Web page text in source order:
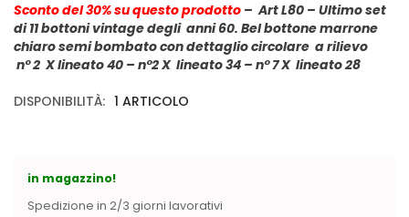
Minuterie (58)
Nastri, fettucce, cordoni, (49)
Pizzi (11)
Ricamo (119)
Sciarpe (8)
Set di Bottoni Vintage (77)
Sconto del 30% su questo prodotto – Art L80 – Ultimo set
di 11 bottoni vintage degli anni 60. Bel bottone marrone
chiaro semi bombato con dettaglio circolare a rilievo
n° 2 X lineato 40 – n°2 X lineato 34 – n° 7 X lineato 28
DISPONIBILITÀ: 1 ARTICOLO
in magazzino!
Spedizione in 2/3 giorni lavorativi